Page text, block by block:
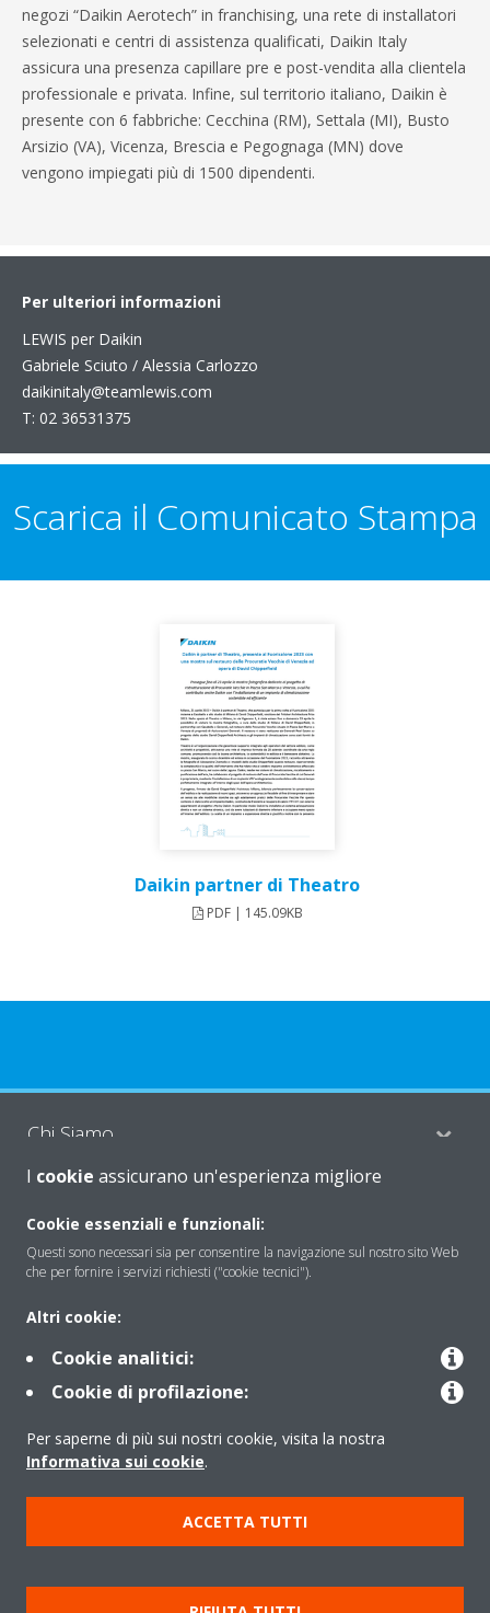
negozi “Daikin Aerotech” in franchising, una rete di installatori
selezionati e centri di assistenza qualificati, Daikin Italy
assicura una presenza capillare pre e post-vendita alla clientela
professionale e privata. Infine, sul territorio italiano, Daikin è
presente con 6 fabbriche: Cecchina (RM), Settala (MI), Busto
Arsizio (VA), Vicenza, Brescia e Pegognaga (MN) dove
vengono impiegati più di 1500 dipendenti.
Per ulteriori informazioni
LEWIS per Daikin
Gabriele Sciuto / Alessia Carlozzo
daikinitaly@teamlewis.com
T: 02 36531375
Scarica il Comunicato Stampa
Daikin partner di Theatro
PDF | 145.09KB
Chi Siamo
Soluzioni
Periodo di supporto definito
Gruppo Daikin Europe
Copyright © Daikin
Cookies Policy
Policy sulla protezione dei dati
Termini di Garanzia
Regolamenti
Informativa Legale
I cookie assicurano un'esperienza migliore
Cookie essenziali e funzionali:
Questi sono necessari sia per consentire la navigazione sul nostro sito Web
che per fornire i servizi richiesti ("cookie tecnici").
Altri cookie:
Cookie analitici:
Cookie di profilazione:
Per saperne di più sui nostri cookie, visita la nostra
Informativa sui cookie.
ACCETTA TUTTI